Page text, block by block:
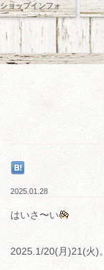
ショップインフォ
2025.01.28
はいさ〜い
2025.1/20(月)21(火)。